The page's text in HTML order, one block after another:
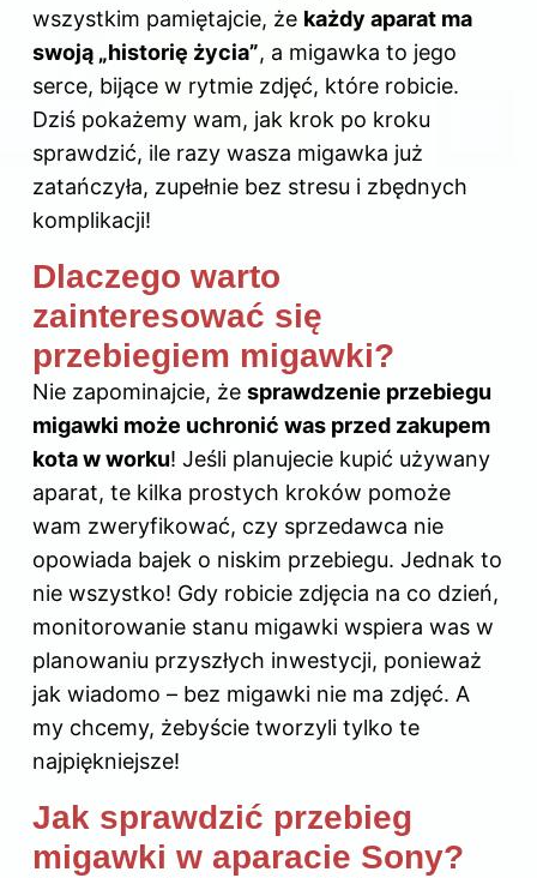
wszystkim pamiętajcie, że każdy aparat ma
swoją „historię życia”, a migawka to jego
serce, bijące w rytmie zdjęć, które robicie.
Dziś pokażemy wam, jak krok po kroku
sprawdzić, ile razy wasza migawka już
zatańczyła, zupełnie bez stresu i zbędnych
komplikacji!
Dlaczego warto
zainteresować się
przebiegiem migawki?
Nie zapominajcie, że sprawdzenie przebiegu
migawki może uchronić was przed zakupem
kota w worku! Jeśli planujecie kupić używany
aparat, te kilka prostych kroków pomoże
wam zweryfikować, czy sprzedawca nie
opowiada bajek o niskim przebiegu. Jednak to
nie wszystko! Gdy robicie zdjęcia na co dzień,
monitorowanie stanu migawki wspiera was w
planowaniu przyszłych inwestycji, ponieważ
jak wiadomo – bez migawki nie ma zdjęć. A
my chcemy, żebyście tworzyli tylko te
najpiękniejsze!
Jak sprawdzić przebieg
migawki w aparacie Sony?